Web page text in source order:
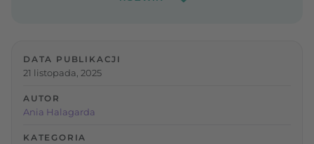
DATA PUBLIKACJI
21 listopada, 2025
AUTOR
Ania Halagarda
KATEGORIA